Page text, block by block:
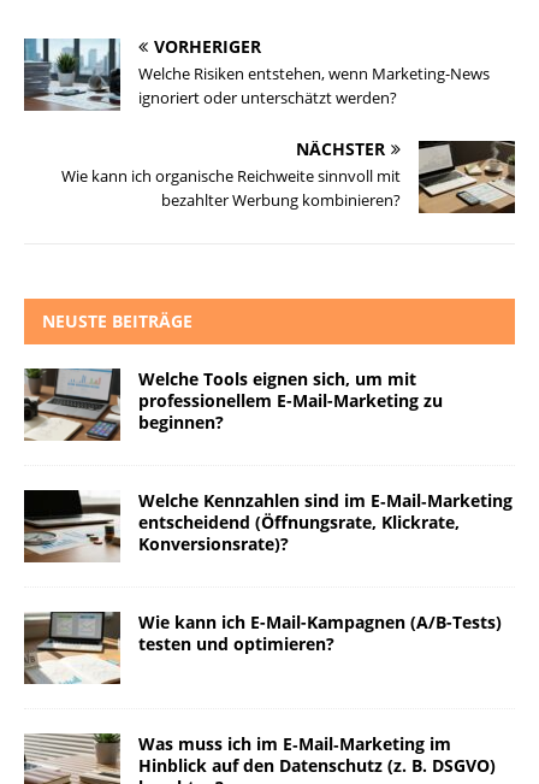
VORHERIGER
Welche Risiken entstehen, wenn Marketing-News
ignoriert oder unterschätzt werden?
NÄCHSTER
Wie kann ich organische Reichweite sinnvoll mit
bezahlter Werbung kombinieren?
NEUSTE BEITRÄGE
Welche Tools eignen sich, um mit
professionellem E-Mail-Marketing zu
beginnen?
Welche Kennzahlen sind im E‑Mail‑Marketing
entscheidend (Öffnungsrate, Klickrate,
Konversionsrate)?
Wie kann ich E-Mail-Kampagnen (A/B-Tests)
testen und optimieren?
Was muss ich im E‑Mail‑Marketing im
Hinblick auf den Datenschutz (z. B. DSGVO)